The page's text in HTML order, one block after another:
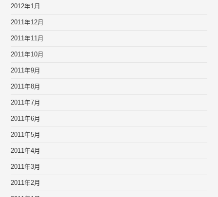
2012年1月
2011年12月
2011年11月
2011年10月
2011年9月
2011年8月
2011年7月
2011年6月
2011年5月
2011年4月
2011年3月
2011年2月